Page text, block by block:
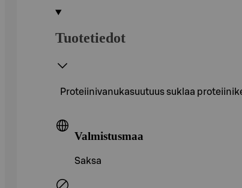
Tuotetiedot
Proteiinivanukasuutuus suklaa
Valmistusmaa
Saksa